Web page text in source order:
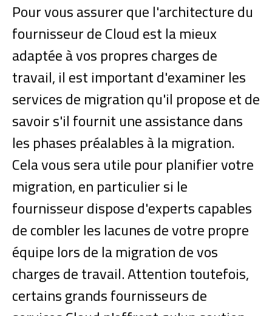
Pour vous assurer que l'architecture du
fournisseur de Cloud est la mieux
adaptée à vos propres charges de
travail, il est important d'examiner les
services de migration qu'il propose et de
savoir s'il fournit une assistance dans
les phases préalables à la migration.
Cela vous sera utile pour planifier votre
migration, en particulier si le
fournisseur dispose d'experts capables
de combler les lacunes de votre propre
équipe lors de la migration de vos
charges de travail. Attention toutefois,
certains grands fournisseurs de